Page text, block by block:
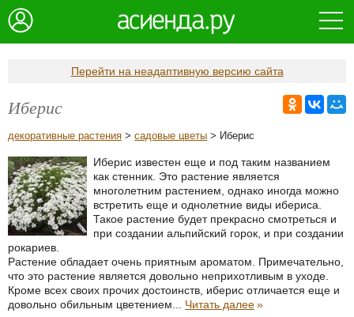
Перейти на неадаптивную версию сайта
Иберис
декоративные растения > садовые цветы > Иберис
Иберис известен еще и под таким названием
как стенник. Это растение является
многолетним растением, однако иногда можно
встретить еще и однолетние виды ибериса.
Такое растение будет прекрасно смотреться и
при создании альпийский горок, и при создании
рокариев.
Растение обладает очень приятным ароматом. Примечательно,
что это растение является довольно неприхотливым в уходе.
Кроме всех своих прочих достоинств, иберис отличается еще и
довольно обильным цветением... Читать далее»